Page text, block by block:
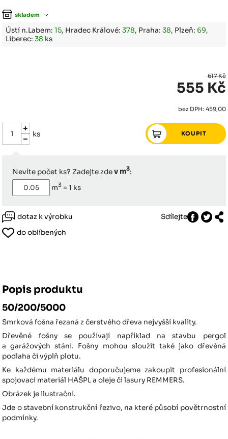
skladem
Ústí n.Labem:15, Hradec Králové:378, Praha:38, Plzeň: 69,
Liberec:38 ks
617 Kč
555 Kč
bez DPH: 459,00
ks
Nevíte počet ks? Zadejte zdev m3:
m3 =1 ks
dotaz k výrobku
Sdílejte
do oblíbených
Popis produktu
50/200/5000
Smrková fošna řezaná z čerstvého dřeva nejvyšší kvality.
Dřevěné fošny se používají například na stavbu pergol
a garážových stání. Fošny mohou sloužit také jako dřevěná
podlaha či výplň plotu.
Ke každému materiálu doporučujeme zakoupit profesionální
spojovací materiál HAŠPL a oleje či lasury REMMERS.
Obrázek je ilustrační.
Jde o stavební konstrukční řezivo, na které působí povětrnostní
podmínky.